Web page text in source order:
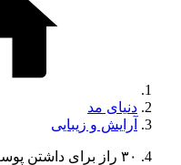
دنیای مد
آرایش و زیبایی
۳۰ راز برای داشتن پوست سالم و صاف که متخصصان پوست به شما نمی‌گویند!